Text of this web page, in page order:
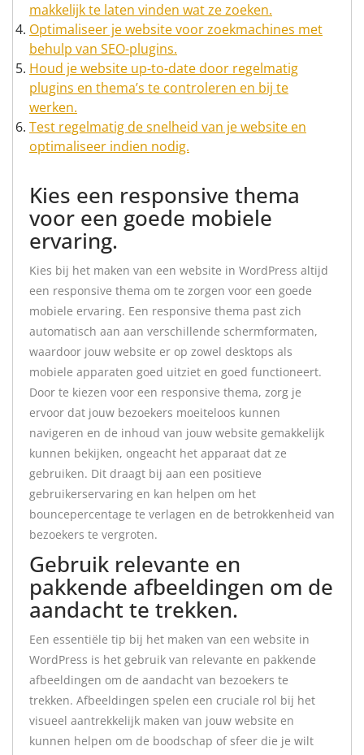
makkelijk te laten vinden wat ze zoeken.
Optimaliseer je website voor zoekmachines met
behulp van SEO-plugins.
Houd je website up-to-date door regelmatig
plugins en thema’s te controleren en bij te
werken.
Test regelmatig de snelheid van je website en
optimaliseer indien nodig.
Kies een responsive thema
voor een goede mobiele
ervaring.
Kies bij het maken van een website in WordPress altijd
een responsive thema om te zorgen voor een goede
mobiele ervaring. Een responsive thema past zich
automatisch aan aan verschillende schermformaten,
waardoor jouw website er op zowel desktops als
mobiele apparaten goed uitziet en goed functioneert.
Door te kiezen voor een responsive thema, zorg je
ervoor dat jouw bezoekers moeiteloos kunnen
navigeren en de inhoud van jouw website gemakkelijk
kunnen bekijken, ongeacht het apparaat dat ze
gebruiken. Dit draagt bij aan een positieve
gebruikerservaring en kan helpen om het
bouncepercentage te verlagen en de betrokkenheid van
bezoekers te vergroten.
Gebruik relevante en
pakkende afbeeldingen om de
aandacht te trekken.
Een essentiële tip bij het maken van een website in
WordPress is het gebruik van relevante en pakkende
afbeeldingen om de aandacht van bezoekers te
trekken. Afbeeldingen spelen een cruciale rol bij het
visueel aantrekkelijk maken van jouw website en
kunnen helpen om de boodschap of sfeer die je wilt